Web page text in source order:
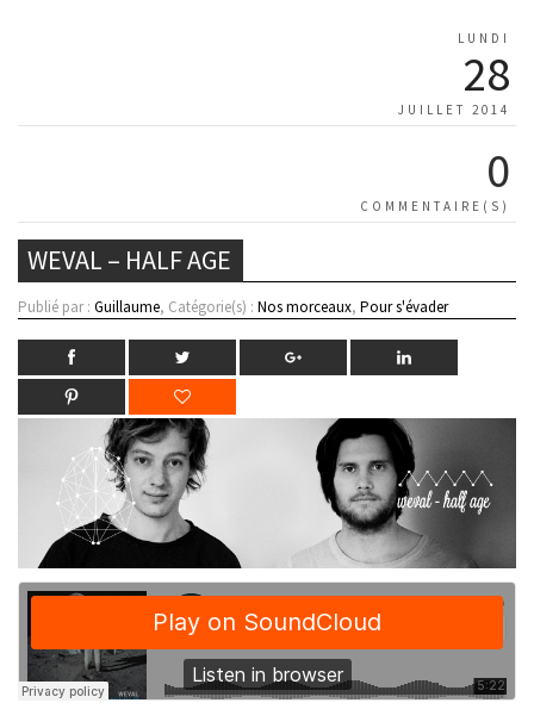
LUNDI
28
JUILLET 2014
0
COMMENTAIRE(S)
WEVAL – HALF AGE
Publié par : Guillaume, Catégorie(s) : Nos morceaux, Pour s'évader